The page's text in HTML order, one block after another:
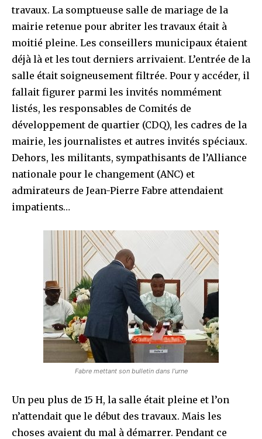
travaux. La somptueuse salle de mariage de la
mairie retenue pour abriter les travaux était à
moitié pleine. Les conseillers municipaux étaient
déjà là et les tout derniers arrivaient. L’entrée de la
salle était soigneusement filtrée. Pour y accéder, il
fallait figurer parmi les invités nommément
listés, les responsables de Comités de
développement de quartier (CDQ), les cadres de la
mairie, les journalistes et autres invités spéciaux.
Dehors, les militants, sympathisants de l’Alliance
nationale pour le changement (ANC) et
admirateurs de Jean-Pierre Fabre attendaient
impatients…
Fabre mettant son bulletin dans l’urne
Un peu plus de 15 H, la salle était pleine et l’on
n’attendait que le début des travaux. Mais les
choses avaient du mal à démarrer. Pendant ce